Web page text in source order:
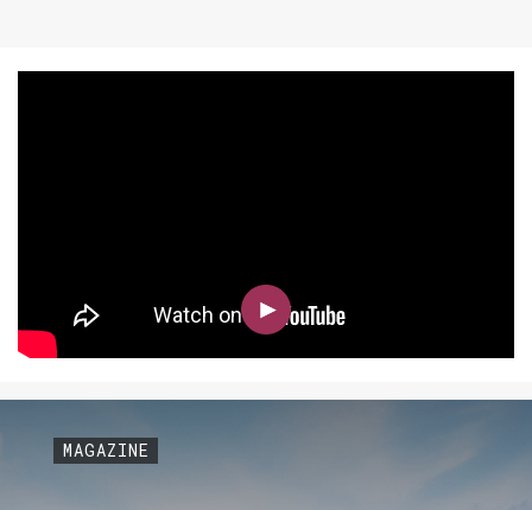
MAGAZINE